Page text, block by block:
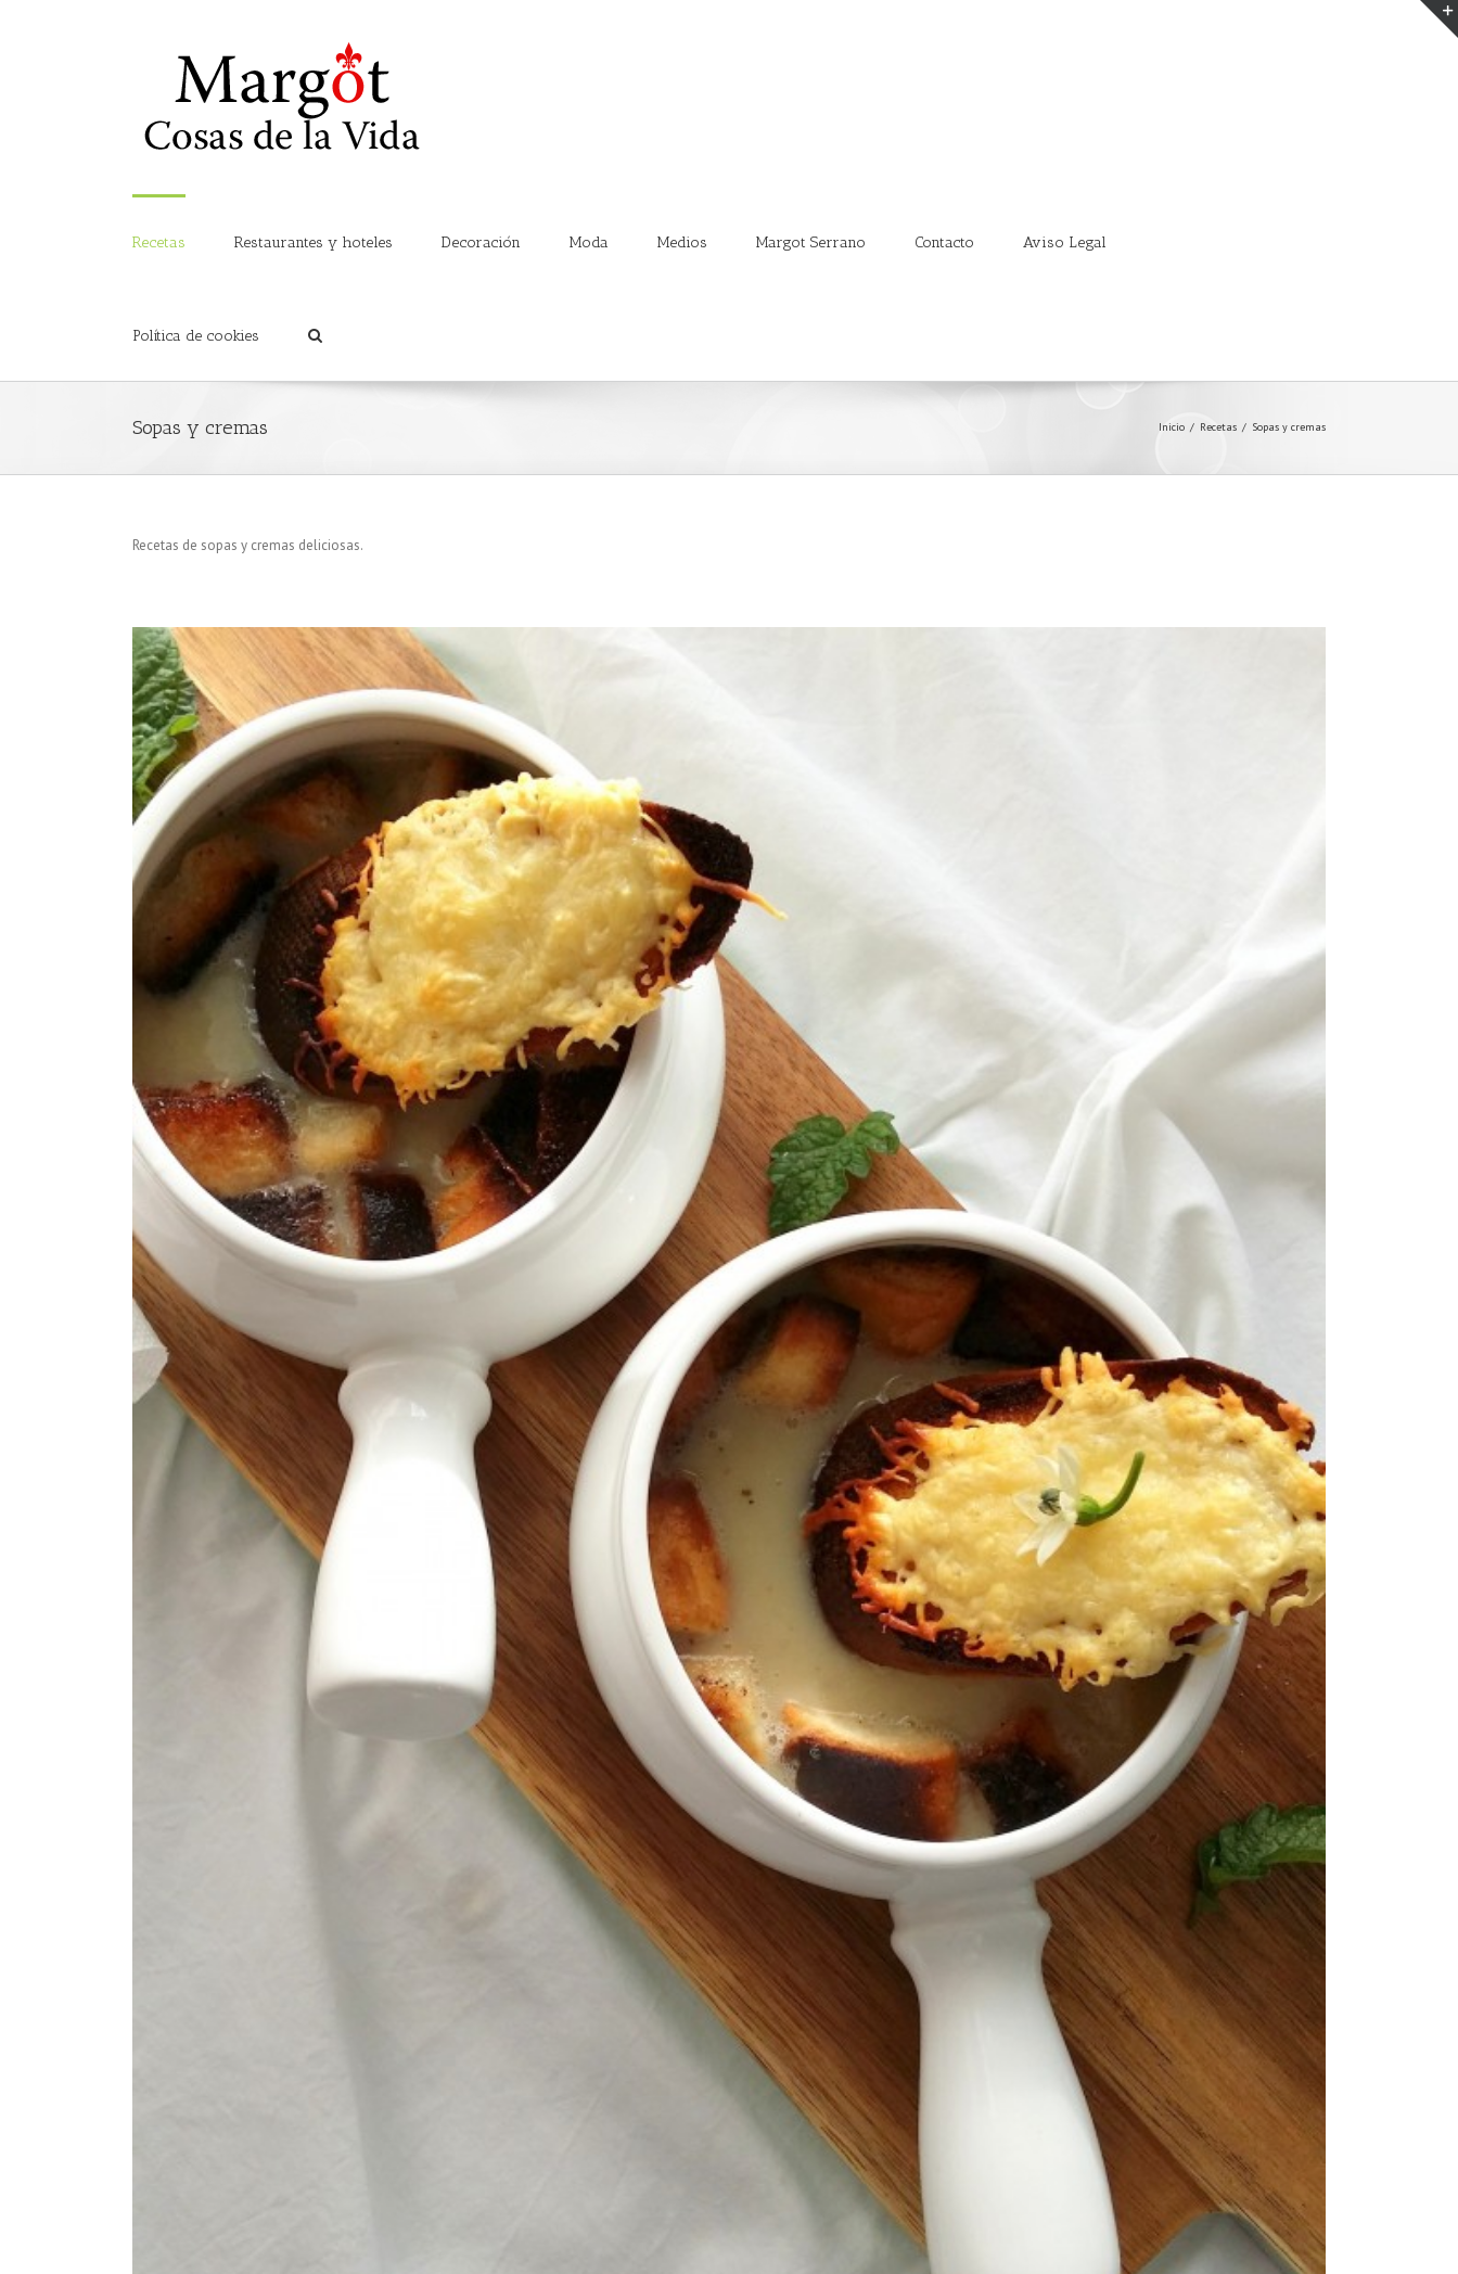
Recetas Restaurantes y hoteles Decoración Moda Medios Margot Serrano Contacto Aviso Legal
Política de cookies
Sopas y cremas Inicio / Recetas / Sopas y cremas
Recetas de sopas y cremas deliciosas.